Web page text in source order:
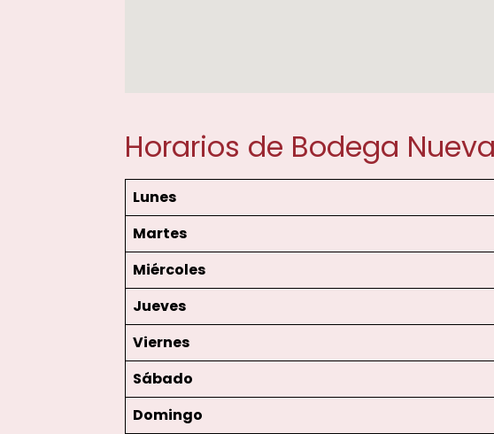
Horarios de Bodega Nueva
Lunes
Martes
Miércoles
Jueves
Viernes
Sábado
Domingo